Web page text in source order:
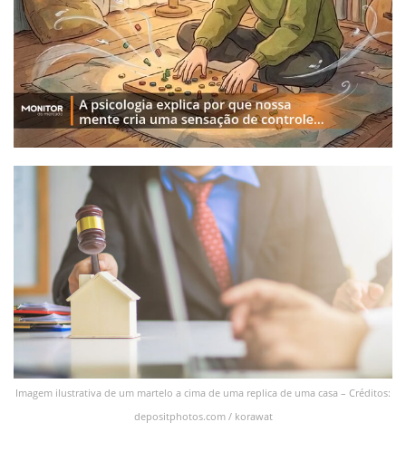
Imagem ilustrativa de um martelo a cima de uma replica de uma casa – Créditos:
depositphotos.com / korawat